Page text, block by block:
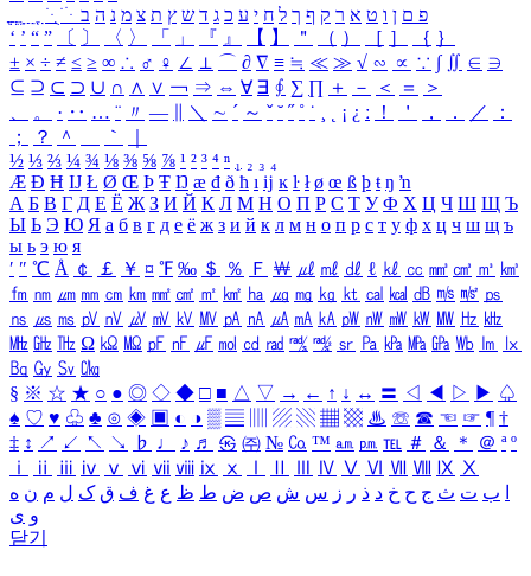
ִֶֹ ֻּ ׁׂ פ ם ן ו ט א ר ק ף ך ל ח י ע כ ג ד ש ץ ת צ מ נ ה ב
‘ ’ “ ” 〔 〕 〈 〉 「 」 『 』 【 】 ＂ （ ） ［ ］ ｛ ｝
± × ÷ ≠ ≤ ≥ ∞ ∴ ♂ ♀ ∠ ⊥ ⌒ ∂ ∇ ≡ ≒ ≪ ≫ √ ∽ ∝ ∵ ∫ ∬ ∈ ∋
⊆ ⊇ ⊂ ⊃ ∪ ∩ ∧ ∨ ￢ ⇒ ⇔ ∀ ∃ ∮ ∑ ∏ ＋ － ＜ ＝
＞
、
。 · ‥ … ¨ 〃 ― ＼ ∼ ´ ～ ˇ ˘ ˝ ˚ ˙ ¸ ¡ ¿ ː ！ ＇ ， ． ／
：
；
？ ＾ ｀
½ ⅓ ⅔ ¼ ¾ ⅛ ⅜ ⅝ ⅞ ¹ ² ³ ⁴ ⁿ ₁ ₂ ₃ ₄
Æ Ð Ħ Ĳ Ł Ø Œ Þ Ŧ Ŋ æ đ ð ħ ı ĳ ĸ ŀ ł ø œ ß þ ŧ ŋ ŉ
А Б В Г Д Е Ё Ж З И Й К Л М Н О П Р С Т У Ф Х Ц Ч Ш Щ Ъ
Ы Ь Э Ю Я а б в г д е ё ж з и й к л м н о п р с т у ф х ц ч ш щ ъ
ы ь э ю я
′ ″ ℃ Å ￠ ￡ ￥ ¤ ℉ ‰ ＄ ％ Ｆ ￦ ㎕ ㎖ ㎗ ℓ ㎘ ㏄ ㎣ ㎤ ㎥ ㎦
㎙ ㎚ ㎛ ㎜ ㎝ ㎞ ㎟ ㎠ ㎡ ㎢ ㏊ ㎍ ㎎ ㎏ ㏏ ㎈ ㎉ ㏈ ㎧ ㎨ ㎰
㎱ ㎲ ㎳ ㎴ ㎵ ㎶ ㎷ ㎸ ㎹ ㎀ ㎁ ㎂ ㎃ ㎄ ㎺ ㎻ ㎽ ㎾ ㎿ ㎐ ㎑
㎒ ㎓ ㎔ Ω ㏀ ㏁ ㎊ ㎋ ㎌ ㏖ ㏅ ㎭ ㎮ ㎯ ㏛ ㎩ ㎪ ㎫ ㎬ ㏝ ㏐
㏓
㏃ ㏉ ㏜ ㏆
§ ※ ☆ ★ ○ ● ◎ ◇ ◆ □ ■ △ ▽ → ← ↑ ↓ ↔ 〓 ◁ ◀ ▷ ▶ ♤
♠ ♡ ♥ ♧ ♣ ⊙ ◈ ▣ ◐ ◑ ▒ ▤ ▨ ▧ ▦ ▩ ♨ ☏ ☎ ☜ ☞ ¶ †
‡ ↕ ↗ ↙ ↖ ↘ ♭ ♩ ♪ ♬ ㉿ ㈜ № ㏇ ™ ㏂ ㏘ ℡ ＃ ＆ ＊ ＠ ª º
ⅰ
ⅱ ⅲ ⅳ ⅴ ⅵ ⅶ ⅷ ⅸ ⅹ Ⅳ Ⅴ Ⅵ Ⅶ Ⅷ Ⅸ Ⅹ
ب ت ث ج ح خ د ذ ر ز س ش ص ض ط ظ ع غ ف ق ک ل م ن ه
و ی
닫기